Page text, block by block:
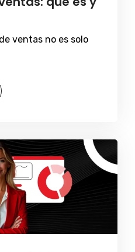
ventas no es solo